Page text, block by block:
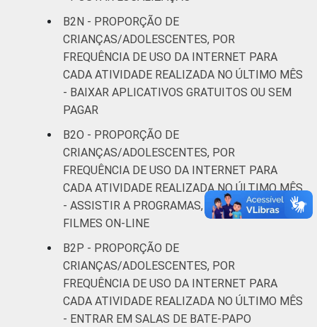
B2N - PROPORÇÃO DE
CRIANÇAS/ADOLESCENTES, POR
FREQUÊNCIA DE USO DA INTERNET PARA
CADA ATIVIDADE REALIZADA NO ÚLTIMO MÊS
- BAIXAR APLICATIVOS GRATUITOS OU SEM
PAGAR
B2O - PROPORÇÃO DE
CRIANÇAS/ADOLESCENTES, POR
FREQUÊNCIA DE USO DA INTERNET PARA
CADA ATIVIDADE REALIZADA NO ÚLTIMO MÊS
- ASSISTIR A PROGRAMAS, SÉRIES DE TV E
FILMES ON-LINE
B2P - PROPORÇÃO DE
CRIANÇAS/ADOLESCENTES, POR
FREQUÊNCIA DE USO DA INTERNET PARA
CADA ATIVIDADE REALIZADA NO ÚLTIMO MÊS
- ENTRAR EM SALAS DE BATE-PAPO